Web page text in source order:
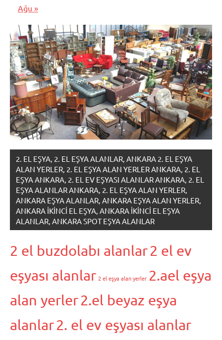
Ağu »
2. EL EŞYA, 2. EL EŞYA ALANLAR, ANKARA 2. EL EŞYA
ALAN YERLER, 2. EL EŞYA ALAN YERLER ANKARA, 2. EL
EŞYA ANKARA, 2. EL EV EŞYASI ALANLAR ANKARA, 2. EL
EŞYA ALANLAR ANKARA, 2. EL EŞYA ALAN YERLER,
ANKARA EŞYA ALANLAR, ANKARA EŞYA ALAN YERLER,
ANKARA IKINCI EL EŞYA, ANKARA IKINCI EL EŞYA
ALANLAR, ANKARA SPOT EŞYA ALANLAR
2 el buzdolabı alanlar2 el ev
eşyası alanlar 2 el eşya alan yerler 2.ael eşya
alan yerler2.el beyaz eşya
alanlar2. el ev eşyası alanlar